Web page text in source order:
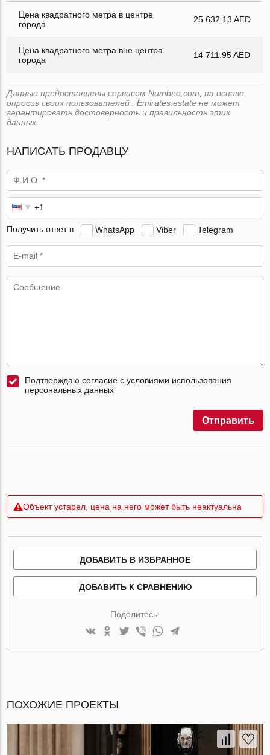
Цена квадратного метра в центре
города
25 632.13 AED
Цена квадратного метра вне центра
города
14 711.95 AED
Данные предоставлены сервисом Numbeo.com, на основе
опросов своих пользователей . Emirates.estate не может
гарантировать достоверность и правильность этих
данных.
НАПИСАТЬ ПРОДАВЦУ
Получить ответ в WhatsApp Viber Telegram
Подтверждаю согласие с условиями использования
персональных данных
Отправить
Объект устарел, цена на него может быть неактуальна
ДОБАВИТЬ В ИЗБРАННОЕ
ДОБАВИТЬ К СРАВНЕНИЮ
Поделитесь:
ПОХОЖИЕ ПРОЕКТЫ